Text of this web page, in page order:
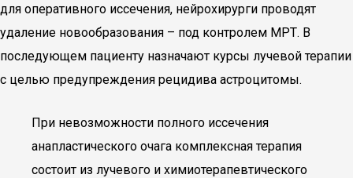
для оперативного иссечения, нейрохирурги проводят
удаление новообразования – под контролем МРТ. В
последующем пациенту назначают курсы лучевой терапии
с целью предупреждения рецидива астроцитомы.
При невозможности полного иссечения
анапластического очага комплексная терапия
состоит из лучевого и химиотерапевтического